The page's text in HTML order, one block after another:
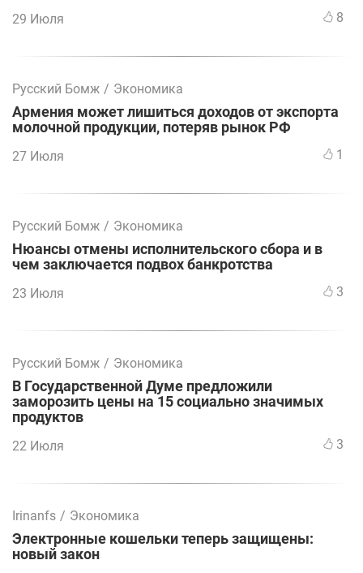
29 Июля 8
Русский Бомж / Экономика
Армения может лишиться доходов от экспорта
молочной продукции, потеряв рынок РФ
27 Июля 1
Русский Бомж / Экономика
Нюансы отмены исполнительского сбора и в
чем заключается подвох банкротства
23 Июля 3
Русский Бомж / Экономика
В Государственной Думе предложили
заморозить цены на 15 социально значимых
продуктов
22 Июля 3
Irinanfs / Экономика
Электронные кошельки теперь защищены:
новый закон